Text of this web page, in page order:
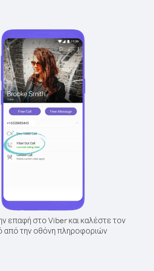
επαφή στο Viber και καλέστε τον
από την οθόνη πληροφοριών